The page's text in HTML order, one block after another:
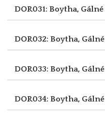
DOR031: Boytha, Gálné
DOR032: Boytha, Gálné
DOR033: Boytha, Gálné
DOR034: Boytha, Gálné